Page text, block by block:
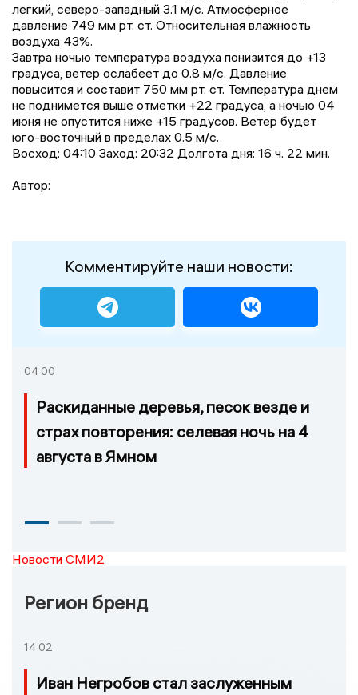
легкий, северо-западный 3.1 м/с. Атмосферное
давление 749 мм рт. ст. Относительная влажность
воздуха 43%.
Завтра ночью температура воздуха понизится до +13
градусa, ветер ослабеет до 0.8 м/с. Давление
повысится и составит 750 мм рт. ст. Температура днем
не поднимется выше отметки +22 градусa, a ночью 04
июня не опустится ниже +15 градусов. Ветер будет
юго-восточный в пределах 0.5 м/с.
Восход: 04:10 Заход: 20:32 Долгота дня: 16 ч. 22 мин.
Автор:
Комментируйте наши новости:
04:00
Раскиданные деревья, песок везде и
страх повторения: селевая ночь на 4
августа в Ямном
Новости СМИ2
Регион бренд
14:02
Иван Негробов стал заслуженным